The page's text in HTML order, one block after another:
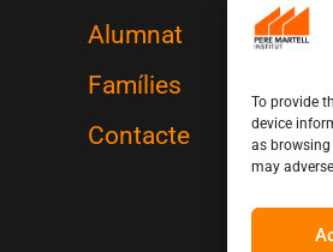
To provide
device
as
may
Alumnat
Famílies
Contacte